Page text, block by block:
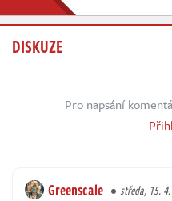
DISKUZE
Pro napsání
Greenscale středa, 15.